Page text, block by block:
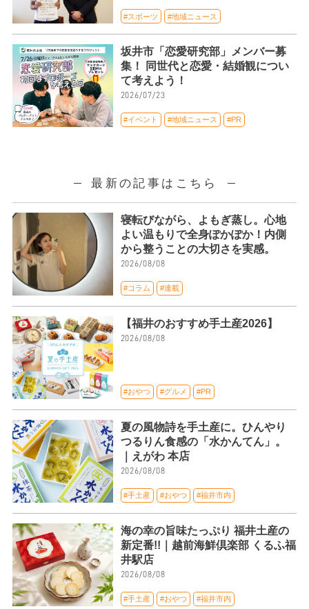
#スポーツ #地域ニュース
坂井市「恋愛研究部」メンバー募
集！ 同世代と恋愛・結婚観につい
て考えよう！
2026/07/23
#イベント #地域ニュース #PR
最新の記事はこちら
寝転びながら、よもぎ蒸し。心地
よい温もりで全身ぽかぽか！内側
から整うことの大切さを実感。
2026/08/08
#コラム #連載
【福井のおすすめ手土産2026】
2026/08/08
#おやつ #グルメ #PR
夏の風物詩を手土産に。ひんやり
つるりん食感の「水かんてん」。
｜えがわ 本店
2026/08/08
#手土産 #おやつ #福井市内
海の幸の旨味たっぷり 福井土産の
新定番!!｜越前海鮮倶楽部 くるふ福
井駅店
2026/08/08
#手土産 #おやつ #福井市内